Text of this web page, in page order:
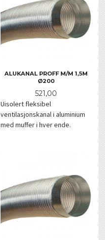
ALUKANAL PROFF M/M 1,5M
Ø200
Pris
521,00
Uisolert fleksibel
ventilasjonskanal i aluminium
med muffer i hver ende.